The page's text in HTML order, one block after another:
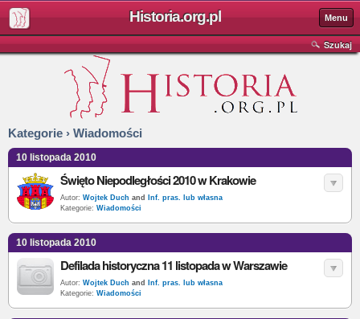
Historia.org.pl Menu
Szukaj
Kategorie › Wiadomości
10 listopada 2010
Święto Niepodległości 2010 w Krakowie
Autor: Wojtek Duch and
Inf. pras. lub własna
Kategorie: Wiadomości
10 listopada 2010
Defilada historyczna 11 listopada w Warszawie
Autor: Wojtek Duch and
Inf. pras. lub własna
Kategorie: Wiadomości